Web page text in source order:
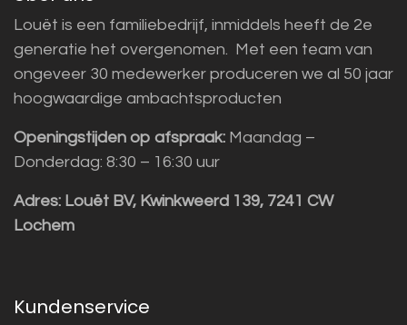
Louët is een familiebedrijf, inmiddels heeft de 2e
generatie het overgenomen. Met een team van
ongeveer 30 medewerker produceren we al 50 jaar
hoogwaardige ambachtsproducten
Openingstijden op afspraak: Maandag –
Donderdag: 8:30 – 16:30 uur
Adres: Louët BV, Kwinkweerd 139, 7241 CW
Lochem
Kundenservice